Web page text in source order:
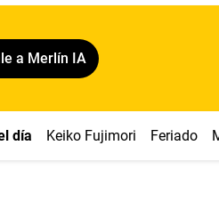
a Merlín IA
día Keiko Fujimori Feriado